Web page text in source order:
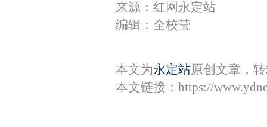
来源：红网永定站
编辑：全校莹
本文为永定站原创文章，
本文链接： https://